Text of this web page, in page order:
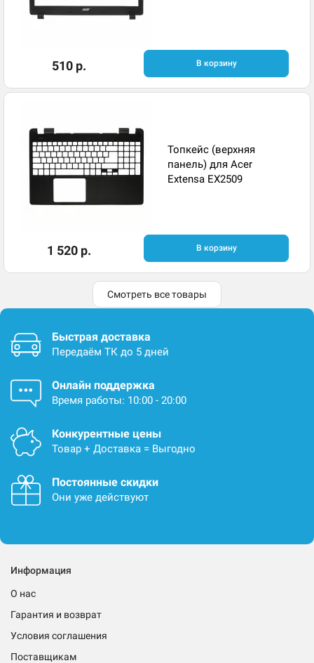
510 р. В корзину
Топкейс (верхняя
панель) для Acer
Extensa EX2509
1 520 р. В корзину
Смотреть все товары
Быстрая доставка
Передаём ТК до 5 дней
Онлайн поддержка
Время работы: 10:00 - 20:00
Конкурентные цены
Товар + Доставка = Выгодно
Постоянные скидки
Они уже действуют
Информация
О нас
Гарантия и возврат
Условия соглашения
Поставщикам